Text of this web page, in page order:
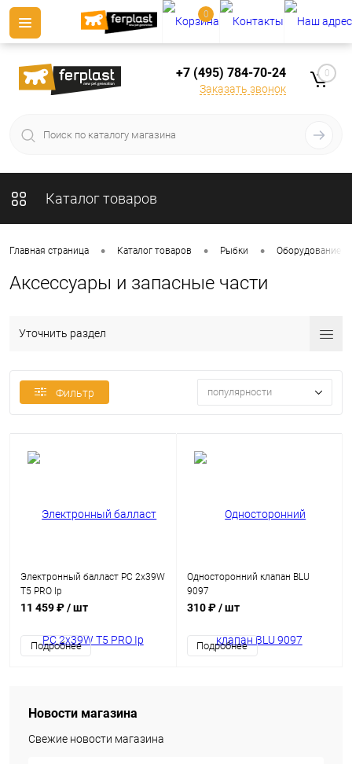
+7 (495) 784-70-24
Заказать звонок
0
Каталог товаров
Главная страница • Каталог товаров • Рыбки • Оборудование
Аксессуары и запасные части
Уточнить раздел
Фильтр популярности
Электронный балласт PC 2x39W
T5 PRO Ip
11 459 ₽/ шт
Подробнее
Односторонний клапан BLU
9097
310 ₽/ шт
Подробнее
Новости магазина
Свежие новости магазина
0